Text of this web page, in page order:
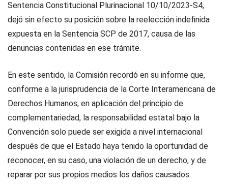
Sentencia Constitucional Plurinacional 10/10/2023-S4,
dejó sin efecto su posición sobre la reelección indefinida
expuesta en la Sentencia SCP de 2017, causa de las
denuncias contenidas en ese trámite.
En este sentido, la Comisión recordó en su informe que,
conforme a la jurisprudencia de la Corte Interamericana de
Derechos Humanos, en aplicación del principio de
complementariedad, la responsabilidad estatal bajo la
Convención solo puede ser exigida a nivel internacional
después de que el Estado haya tenido la oportunidad de
reconocer, en su caso, una violación de un derecho, y de
reparar por sus propios medios los daños causados.